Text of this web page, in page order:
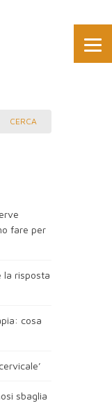
CERCA
fare per
la risposta
cosa
sbaglia